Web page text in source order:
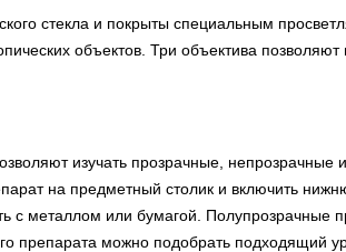
стекла и покрыты специальным
объектов. Три объектива
изучать прозрачные,
на предметный столик и включить
с металлом или бумагой. Полупрозрачные
препарата можно подобрать подходящий